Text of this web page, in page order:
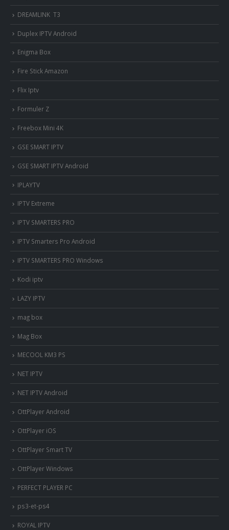
DREAMLINK T3
Duplex IPTV Android
Enigma Box
Fire Stick Amazon
Flix Iptv
Formuler Z
Freebox Mini 4K
‎GSE SMART IPTV
GSE SMART IPTV Android
IPLAYTV
IPTV Extreme
IPTV SMARTERS PRO
IPTV Smarters Pro Android
IPTV SMARTERS PRO Windows
Kodi iptv
LAZY IPTV
mag box
Mag Box
MECOOL KM3 PS
NET IPTV
NET IPTV Android
OttPlayer Android
OttPlayer iOS
OttPlayer Smart TV
OttPlayer Windows
PERFECT PLAYER PC
ps3-et-ps4
ROYAL IPTV